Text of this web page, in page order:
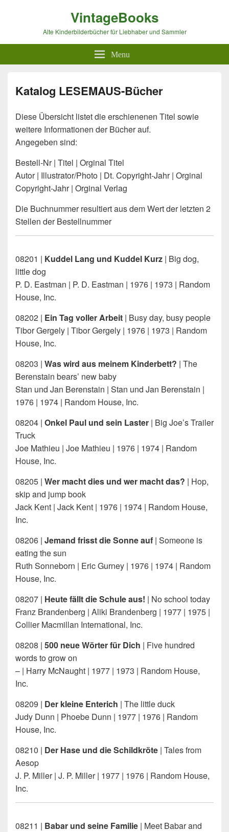
VintageBooks
Alte Kinderbilderbücher für Liebhaber und Sammler
Menu
Katalog LESEMAUS-Bücher
Diese Übersicht listet die erschienenen Titel sowie
weitere Informationen der Bücher auf.
Angegeben sind:
Bestell-Nr | Titel | Orginal Titel
Autor | Illustrator/Photo | Dt. Copyright-Jahr | Orginal
Copyright-Jahr | Orginal Verlag
Die Buchnummer resultiert aus dem Wert der letzten 2
Stellen der Bestellnummer
08201 | Kuddel Lang und Kuddel Kurz | Big dog,
little dog
P. D. Eastman | P. D. Eastman | 1976 | 1973 | Random
House, Inc.
08202 | Ein Tag voller Arbeit | Busy day, busy people
Tibor Gergely | Tibor Gergely | 1976 | 1973 | Random
House, Inc.
08203 | Was wird aus meinem Kinderbett? | The
Berenstain bears’ new baby
Stan und Jan Berenstain | Stan und Jan Berenstain |
1976 | 1974 | Random House, Inc.
08204 | Onkel Paul und sein Laster | Big Joe’s Trailer
Truck
Joe Mathieu | Joe Mathieu | 1976 | 1974 | Random
House, Inc.
08205 | Wer macht dies und wer macht das? | Hop,
skip and jump book
Jack Kent | Jack Kent | 1976 | 1974 | Random House,
Inc.
08206 | Jemand frisst die Sonne auf | Someone is
eating the sun
Ruth Sonneborn | Eric Gurney | 1976 | 1974 | Random
House, Inc.
08207 | Heute fällt die Schule aus! | No school today
Franz Brandenberg | Aliki Brandenberg | 1977 | 1975 |
Collier Macmillan International, Inc.
08208 | 500 neue Wörter für Dich | Five hundred
words to grow on
– | Harry McNaught | 1977 | 1973 | Random House,
Inc.
08209 | Der kleine Enterich | The little duck
Judy Dunn | Phoebe Dunn | 1977 | 1976 | Random
House, Inc.
08210 | Der Hase und die Schildkröte | Tales from
Aesop
J. P. Miller | J. P. Miller | 1977 | 1976 | Random House,
Inc.
08211 | Babar und seine Familie | Meet Babar and